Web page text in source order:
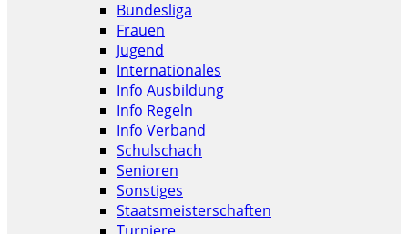
Bundesliga
Frauen
Jugend
Internationales
Info Ausbildung
Info Regeln
Info Verband
Schulschach
Senioren
Sonstiges
Staatsmeisterschaften